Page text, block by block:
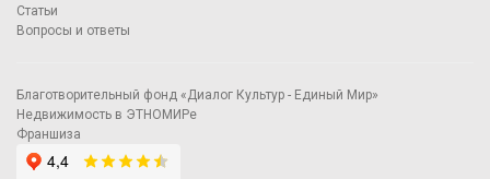
Статьи
Вопросы и ответы
Благотворительный фонд «Диалог Культур - Единый Мир»
Недвижимость в ЭТНОМИРе
Франшиза